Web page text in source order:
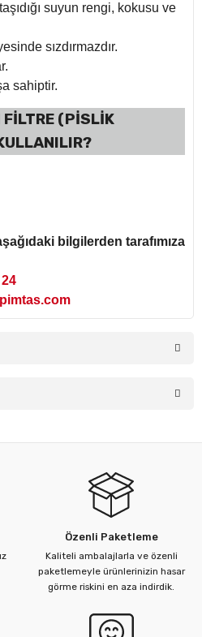
suyun rengi, kokusu ve
sızdırmazdır.
sahiptir.
FİLTRE (PİSLİK
bilgilerden tarafımıza
ederiz.
bulunuyor.
pahalı.
olmalı.
Özenli Paketleme
Kaliteli ambalajlarla ve özenli
paketlemeyle ürünlerinizin hasar
görme riskini en aza indirdik.